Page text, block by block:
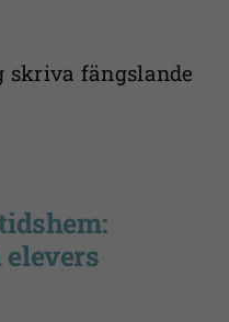
skriva fängslande
Nödvändiga